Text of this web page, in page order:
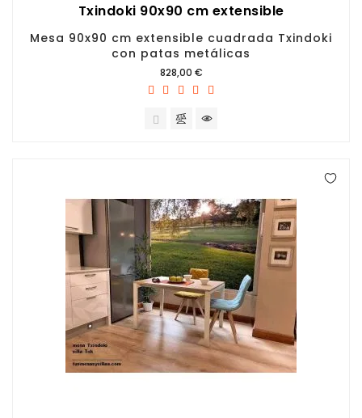
Txindoki 90x90 cm extensible
Mesa 90x90 cm extensible cuadrada Txindoki
con patas metálicas
Precio
828,00 €